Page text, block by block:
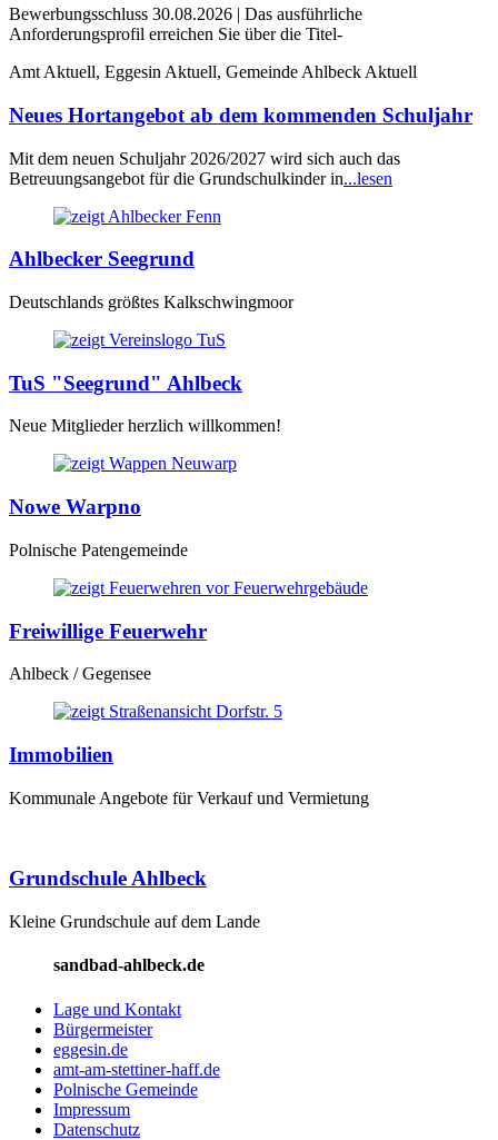
Bewerbungsschluss 30.08.2026 | Das ausführliche
Anforderungsprofil erreichen Sie über die Titel-
Amt Aktuell, Eggesin Aktuell, Gemeinde Ahlbeck Aktuell
Neues Hortangebot ab dem kommenden Schuljahr
Mit dem neuen Schuljahr 2026/2027 wird sich auch das
Betreuungsangebot für die Grundschulkinder in...lesen
Ahlbecker Seegrund
Deutschlands größtes Kalkschwingmoor
TuS "Seegrund" Ahlbeck
Neue Mitglieder herzlich willkommen!
Nowe Warpno
Polnische Patengemeinde
Freiwillige Feuerwehr
Ahlbeck / Gegensee
Immobilien
Kommunale Angebote für Verkauf und Vermietung
Grundschule Ahlbeck
Kleine Grundschule auf dem Lande
sandbad-ahlbeck.de
Lage und Kontakt
Bürgermeister
eggesin.de
amt-am-stettiner-haff.de
Polnische Gemeinde
Impressum
Datenschutz